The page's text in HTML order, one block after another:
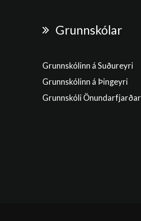
Grunnskólar
Grunnskólinn á Suðureyri
Grunnskólinn á Þingeyri
Grunnskóli Önundarfjarðar